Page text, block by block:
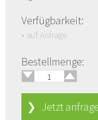
Verfügbarkeit:
auf Anfrage
Bestellmenge:
🢓
🢑
❯ Jetzt